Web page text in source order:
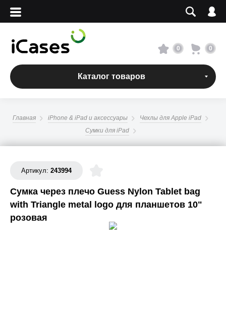
Вход
Сервисный центр
О магазине
+7 495 960-31-54
+7 800 500-31-47
0 0
Каталог товаров
Главная iPhone & iPad и аксессуары
Чехлы для Apple iPad
Сумки для iPad
Артикул: 243994
Сумка через плечо Guess Nylon Tablet bag
with Triangle metal logo для планшетов 10"
розовая